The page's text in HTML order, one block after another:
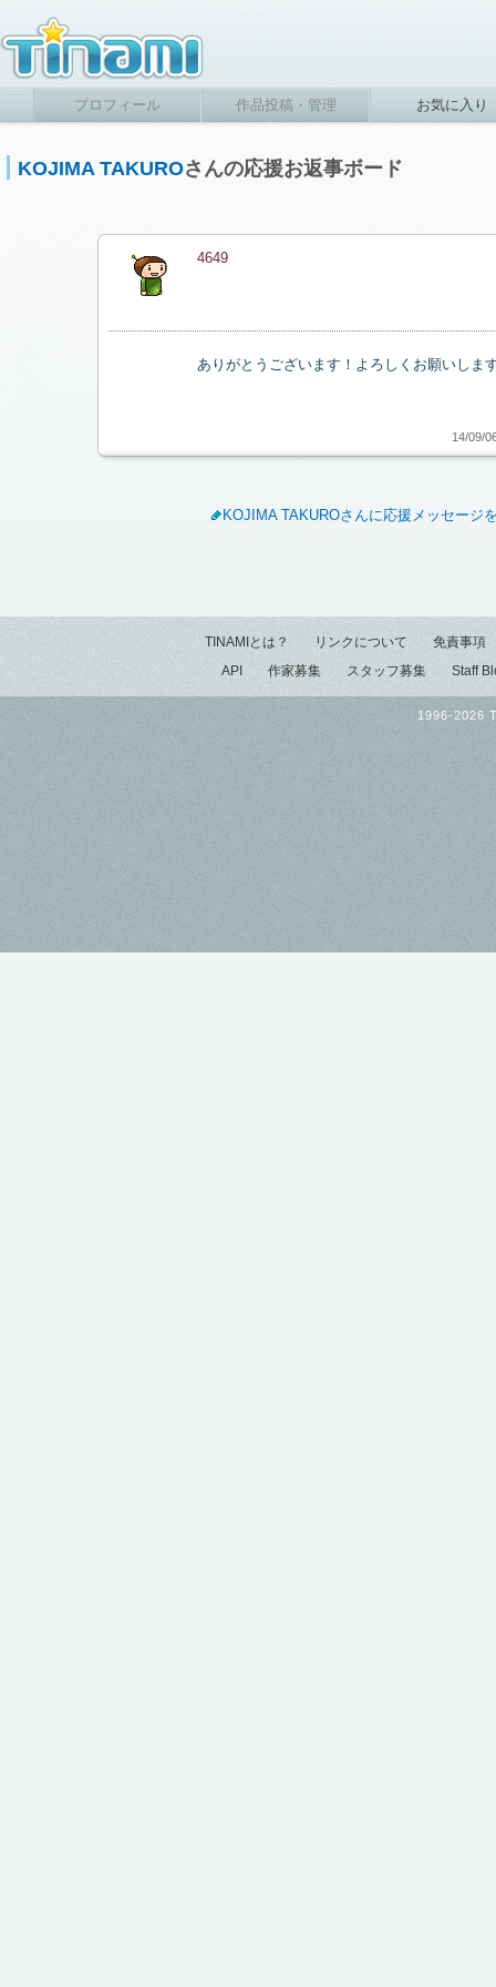
プロフィール 作品投稿・管理 お気に入り
KOJIMA TAKUROさんの応援お返事ボード
4649
ありがとうございます！よろしくお願いしま
14/09/
KOJIMA TAKUROさんに応援メッセージ
TINAMIとは？ リンクについて
免責事項
API
作家募集 スタッフ募集 Staff
1996-2026